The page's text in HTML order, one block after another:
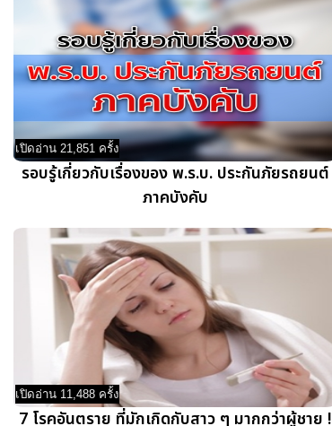
เปิดอ่าน 21,851 ครั้ง
รอบรู้เกี่ยวกับเรื่องของ พ.ร.บ. ประกันภัยรถยนต์
ภาคบังคับ
เปิดอ่าน 11,488 ครั้ง
7 โรคอันตราย ที่มักเกิดกับสาว ๆ มากกว่าผู้ชาย !